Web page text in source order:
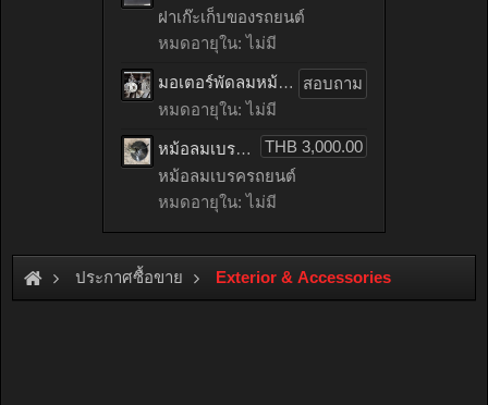
ฝาเก๊ะเก็บของรถยนต์
หมดอายุใน: ไม่มี
สอบถาม
มอเตอร์พัดลมหม้อน้ำรถยนต์ HONDA ACCORD เก่าญี่ปุ่น
หมดอายุใน: ไม่มี
THB 3,000.00
หม้อลมเบรครถยนต์ mitsubishi LANCER EX เก่าญี่ปุ่น
หม้อลมเบรครถยนต์
หมดอายุใน: ไม่มี
ประกาศซื้อขาย Exterior & Accessories